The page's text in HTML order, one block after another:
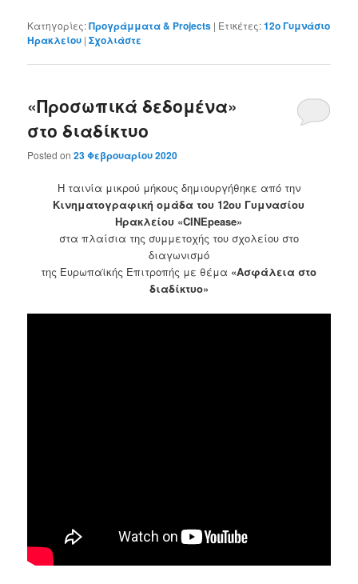
Κατηγορίες:Προγράμματα & Projects | Ετικέτες:12ο Γυμνάσιο
Ηρακλείου |Σχολιάστε
«Προσωπικά δεδομένα»
στο διαδίκτυο
Posted on23 Φεβρουαρίου 2020
Η ταινία μικρού μήκους δημιουργήθηκε από την
Κινηματογραφική ομάδα του 12ου Γυμνασίου
Ηρακλείου «CINEpease»
στα πλαίσια της συμμετοχής του σχολείου στο
διαγωνισμό
της Ευρωπαϊκής Επιτροπής με θέμα «Ασφάλεια στο
διαδίκτυο»